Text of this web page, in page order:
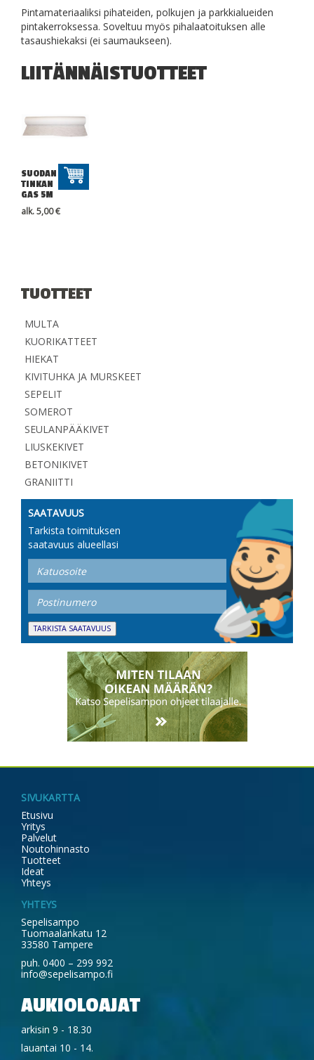
Pintamateriaaliksi pihateiden, polkujen ja parkkialueiden
pintakerroksessa. Soveltuu myös pihalaatoituksen alle
tasaushiekaksi (ei saumaukseen).
LIITÄNNÄISTUOTTEET
SUODAN
TINKAN
GAS 5M
alk.5,00€
TUOTTEET
MULTA
KUORIKATTEET
HIEKAT
KIVITUHKA JA MURSKEET
SEPELIT
SOMEROT
SEULANPÄÄKIVET
LIUSKEKIVET
BETONIKIVET
GRANIITTI
SAATAVUUS
Tarkista toimituksen
saatavuus alueellasi
TARKISTA SAATAVUUS
SIVUKARTTA
Etusivu
Yritys
Palvelut
Noutohinnasto
Tuotteet
Ideat
Yhteys
YHTEYS
Sepelisampo
Tuomaalankatu 12
33580 Tampere
puh. 0400 – 299 992
info@sepelisampo.fi
AUKIOLOAJAT
arkisin 9 - 18.30
lauantai 10 - 14.